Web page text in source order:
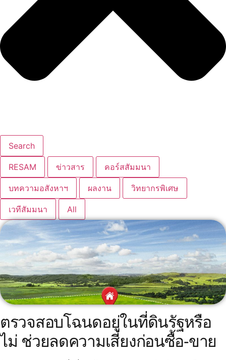
Search
RESAM ข่าวสาร คอร์สสัมมนา
บทความอสังหาฯ ผลงาน วิทยากรพิเศษ
เวทีสัมมนา All
ตรวจสอบโฉนดอยู่ในที่ดินรัฐหรือ
ไม่ ช่วยลดความเสี่ยงก่อนซื้อ-ขาย